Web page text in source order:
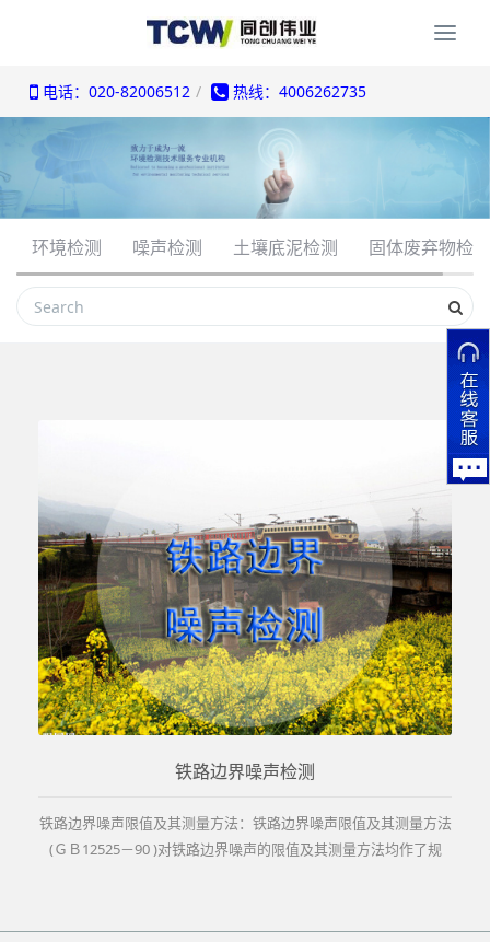
电话：020-82006512 热线：4006262735
环境检测 噪声检测 土壤底泥检测 固体废弃物检测
铁路边界噪声检测
铁路边界噪声限值及其测量方法：铁路边界噪声限值及其测量方法
(ＧＢ12525－90 )对铁路边界噪声的限值及其测量方法均作了规